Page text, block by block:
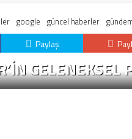
google güncel haberler
Paylaş
GELENEKSEL